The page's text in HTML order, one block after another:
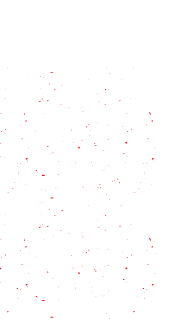
(fideos de arroz)
KFC casero
la comida callejera